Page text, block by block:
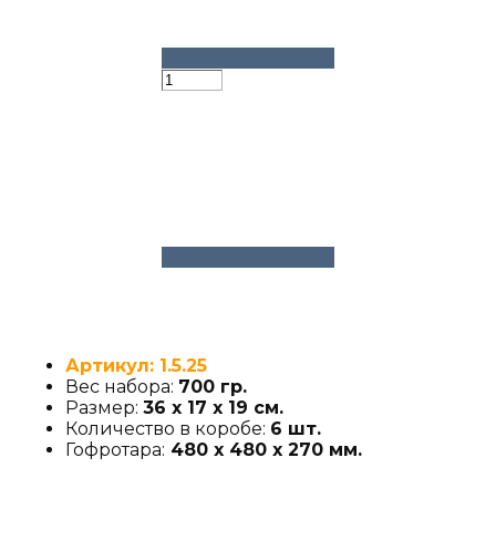
Артикул: 1.5.25
Вес набора: 700 гр.
Размер: 36 х 17 х 19 cм.
Количество в коробе: 6 шт.
Гофротара: 480 х 480 х 270 мм.